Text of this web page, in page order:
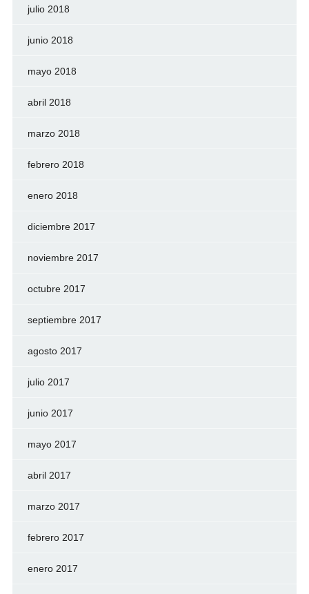
julio 2018
junio 2018
mayo 2018
abril 2018
marzo 2018
febrero 2018
enero 2018
diciembre 2017
noviembre 2017
octubre 2017
septiembre 2017
agosto 2017
julio 2017
junio 2017
mayo 2017
abril 2017
marzo 2017
febrero 2017
enero 2017